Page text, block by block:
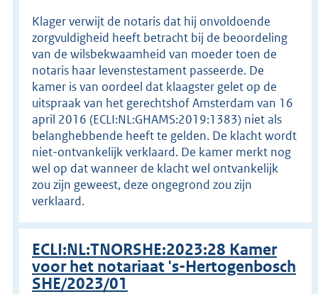
Klager verwijt de notaris dat hij onvoldoende
zorgvuldigheid heeft betracht bij de beoordeling
van de wilsbekwaamheid van moeder toen de
notaris haar levenstestament passeerde. De
kamer is van oordeel dat klaagster gelet op de
uitspraak van het gerechtshof Amsterdam van 16
april 2016 (ECLI:NL:GHAMS:2019:1383) niet als
belanghebbende heeft te gelden. De klacht wordt
niet-ontvankelijk verklaard. De kamer merkt nog
wel op dat wanneer de klacht wel ontvankelijk
zou zijn geweest, deze ongegrond zou zijn
verklaard.
ECLI:NL:TNORSHE:2023:28 Kamer
voor het notariaat 's-Hertogenbosch
SHE/2023/01